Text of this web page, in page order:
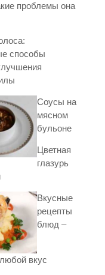
проблемы она
способы
Соусы на
мясном
бульоне
Цветная
глазурь
Вкусные
рецепты
блюд –
вкус